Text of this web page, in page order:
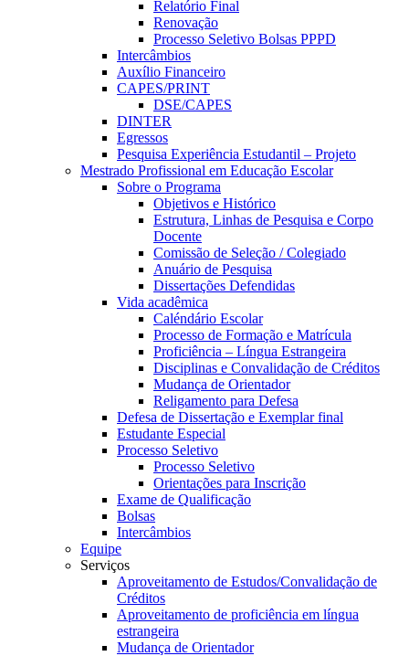
Relatório Final
Renovação
Processo Seletivo Bolsas PPPD
Intercâmbios
Auxílio Financeiro
CAPES/PRINT
DSE/CAPES
DINTER
Egressos
Pesquisa Experiência Estudantil – Projeto
Mestrado Profissional em Educação Escolar
Sobre o Programa
Objetivos e Histórico
Estrutura, Linhas de Pesquisa e Corpo
Docente
Comissão de Seleção / Colegiado
Anuário de Pesquisa
Dissertações Defendidas
Vida acadêmica
Caléndário Escolar
Processo de Formação e Matrícula
Proficiência – Língua Estrangeira
Disciplinas e Convalidação de Créditos
Mudança de Orientador
Religamento para Defesa
Defesa de Dissertação e Exemplar final
Estudante Especial
Processo Seletivo
Processo Seletivo
Orientações para Inscrição
Exame de Qualificação
Bolsas
Intercâmbios
Equipe
Serviços
Aproveitamento de Estudos/Convalidação de
Créditos
Aproveitamento de proficiência em língua
estrangeira
Mudança de Orientador